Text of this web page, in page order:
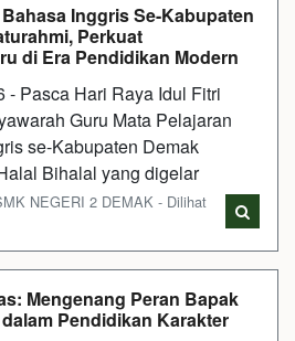
Inggris Se-Kabupaten
Perkuat
di Era Pendidikan Modern
- Pasca Hari Raya Idul Fitri
Guru Mata Pelajaran
se-Kabupaten Demak
Bihalal yang digelar
NEGERI 2 DEMAK - Dilihat
Mengenang Peran Bapak
Pendidikan Karakter